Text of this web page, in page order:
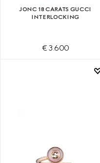
JONC 18 CARATS GUCCI
INTERLOCKING
€ 3.600